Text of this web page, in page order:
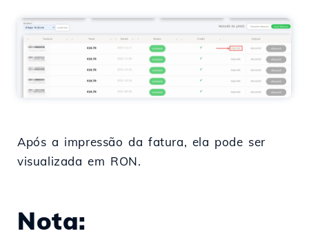
Após a impressão da fatura, ela pode ser
visualizada em RON.
Nota: